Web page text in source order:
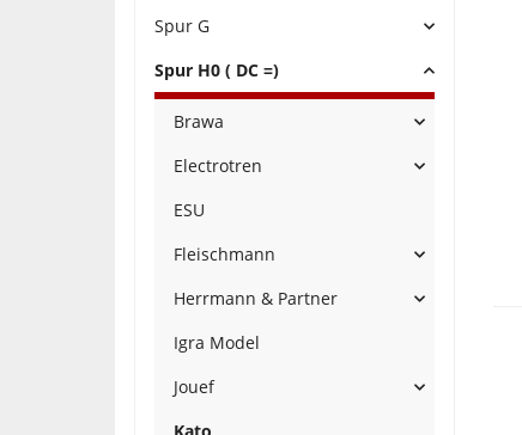
Spur G
Spur H0 ( DC =)
Brawa
Electrotren
ESU
Fleischmann
Herrmann & Partner
Igra Model
Jouef